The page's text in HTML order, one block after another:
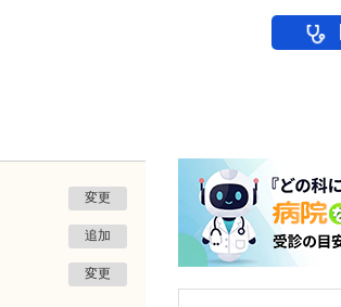
変更
追加
変更